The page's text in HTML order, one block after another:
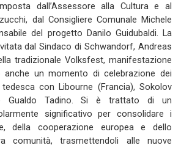
dall’Assessore alla Cultura e al
dal Consigliere Comunale Michele
del progetto Danilo Guidubaldi. La
dal Sindaco di Schwandorf, Andreas
tradizionale Volksfest, manifestazione
anche un momento di celebrazione dei
con Libourne (Francia), Sokolov
Gualdo Tadino. Si è trattato di un
significativo per consolidare i
della cooperazione europea e dello
comunità, trasmettendoli alle nuove